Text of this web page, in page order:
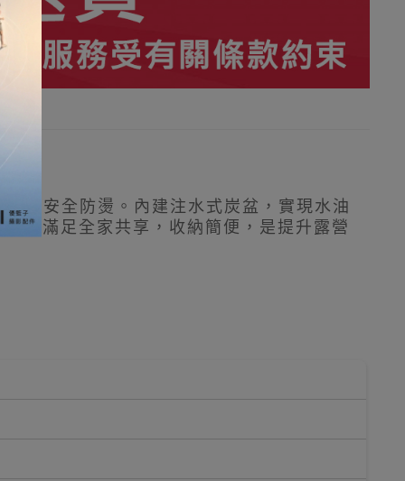
持安全防燙。內建注水式炭盆，實現水油
鬆滿足全家共享，收納簡便，是提升露營